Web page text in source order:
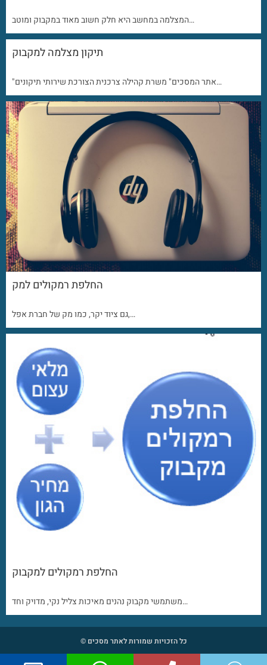
המצלמה במחשב היא חלק חשוב מאוד במקבוק ומוטב…
תיקון מצלמה למקבוק
"אתר המסכים" משרת קהילה צרכנית הצורכת שירותי תיקונים…
החלפת רמקולים למק
גם ציוד יקר, כמו מק של חברת אפל,…
החלפת רמקולים למקבוק
משתמשי מקבוק נהנים מאיכות צליל נקי, מדויק וחד…
כל הזכויות שמורות לאתר מסכים ©